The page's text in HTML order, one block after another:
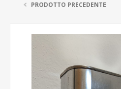
PRODOTTO PRECEDENTE